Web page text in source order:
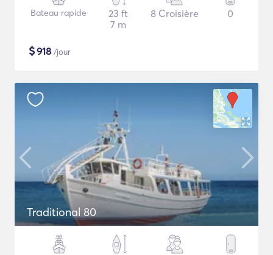
Bateau rapide
23 ft
7 m
8 Croisière 0
$918 /jour
Traditional 80